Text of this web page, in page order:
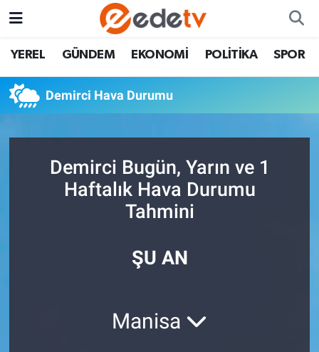
YEREL GÜNDEM EKONOMİ POLİTİKA SPOR
Demirci Hava Durumu
Demirci Bugün, Yarın ve 1
Haftalık Hava Durumu
Tahmini
ŞU AN
Manisa